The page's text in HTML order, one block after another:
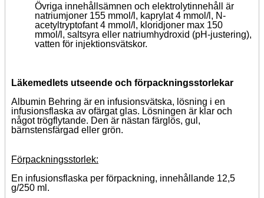
Övriga innehållsämnen och elektrolytinnehåll är
natriumjoner 155 mmol/l, kaprylat 4 mmol/l, N-
acetyltryptofant 4 mmol/l, kloridjoner max 150
mmol/l, saltsyra eller natriumhydroxid (pH-justering),
vatten för injektionsvätskor.
Läkemedlets utseende och förpackningsstorlekar
Albumin Behring är en infusionsvätska, lösning i en
infusionsflaska av ofärgat glas. Lösningen är klar och
något trögflytande. Den är nästan färglös, gul,
bärnstensfärgad eller grön.
Förpackningsstorlek:
En infusionsflaska per förpackning, innehållande 12,5
g/250 ml.